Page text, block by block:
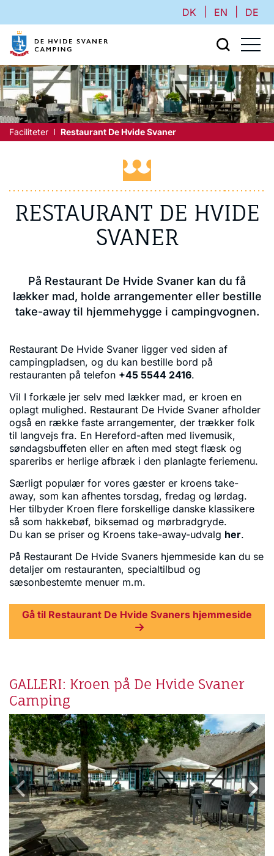
DK EN DE
Faciliteter Restaurant De Hvide Svaner
RESTAURANT DE HVIDE
SVANER
På Restaurant De Hvide Svaner kan du få
lækker mad, holde arrangementer eller bestille
take-away til hjemmehygge i campingvognen.
Restaurant De Hvide Svaner ligger ved siden af
campingpladsen, og du kan bestille bord på
restauranten på telefon +45 5544 2416.
Vil I forkæle jer selv med lækker mad, er kroen en
oplagt mulighed. Restaurant De Hvide Svaner afholder
også en række faste arrangementer, der trækker folk
til langvejs fra. En Hereford-aften med livemusik,
søndagsbuffeten eller en aften med stegt flæsk og
spareribs er herlige afbræk i den planlagte feriemenu.
Særligt populær for vores gæster er kroens take-
away, som kan afhentes torsdag, fredag og lørdag.
Her tilbyder Kroen flere forskellige danske klassikere
så som hakkebøf, biksemad og mørbradgryde.
Du kan se priser og Kroens take-away-udvalg her.
På Restaurant De Hvide Svaners hjemmeside kan du se
detaljer om restauranten, specialtilbud og
sæsonbestemte menuer m.m.
Gå til Restaurant De Hvide Svaners hjemmeside
GALLERI: Kroen på De Hvide Svaner
Camping